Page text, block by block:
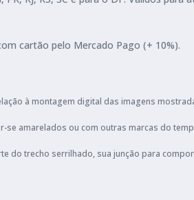
cartão pelo Mercado Pago (+ 10%).
à montagem digital das imagens
se amarelados ou com outras marcas do
do trecho serrilhado, sua junção para